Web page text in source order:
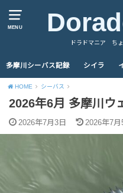
MENU
ドラドマニア ち
多摩川シーバス記録 シイラ
HOME シーバス
2026年6月 多摩川ウ
2026年7月3日 2026年7月